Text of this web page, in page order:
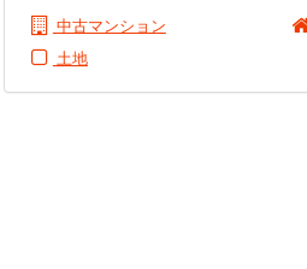
中古マンション
土地